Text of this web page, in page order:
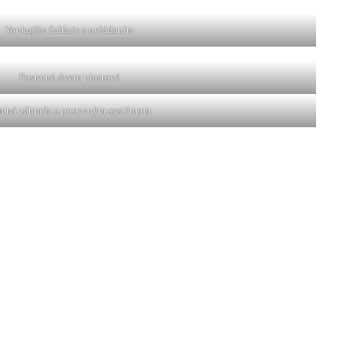
Vonkajšie žalúzie s ovládaním
Posuvné dvere plastové
záhrada s posuvným systémom